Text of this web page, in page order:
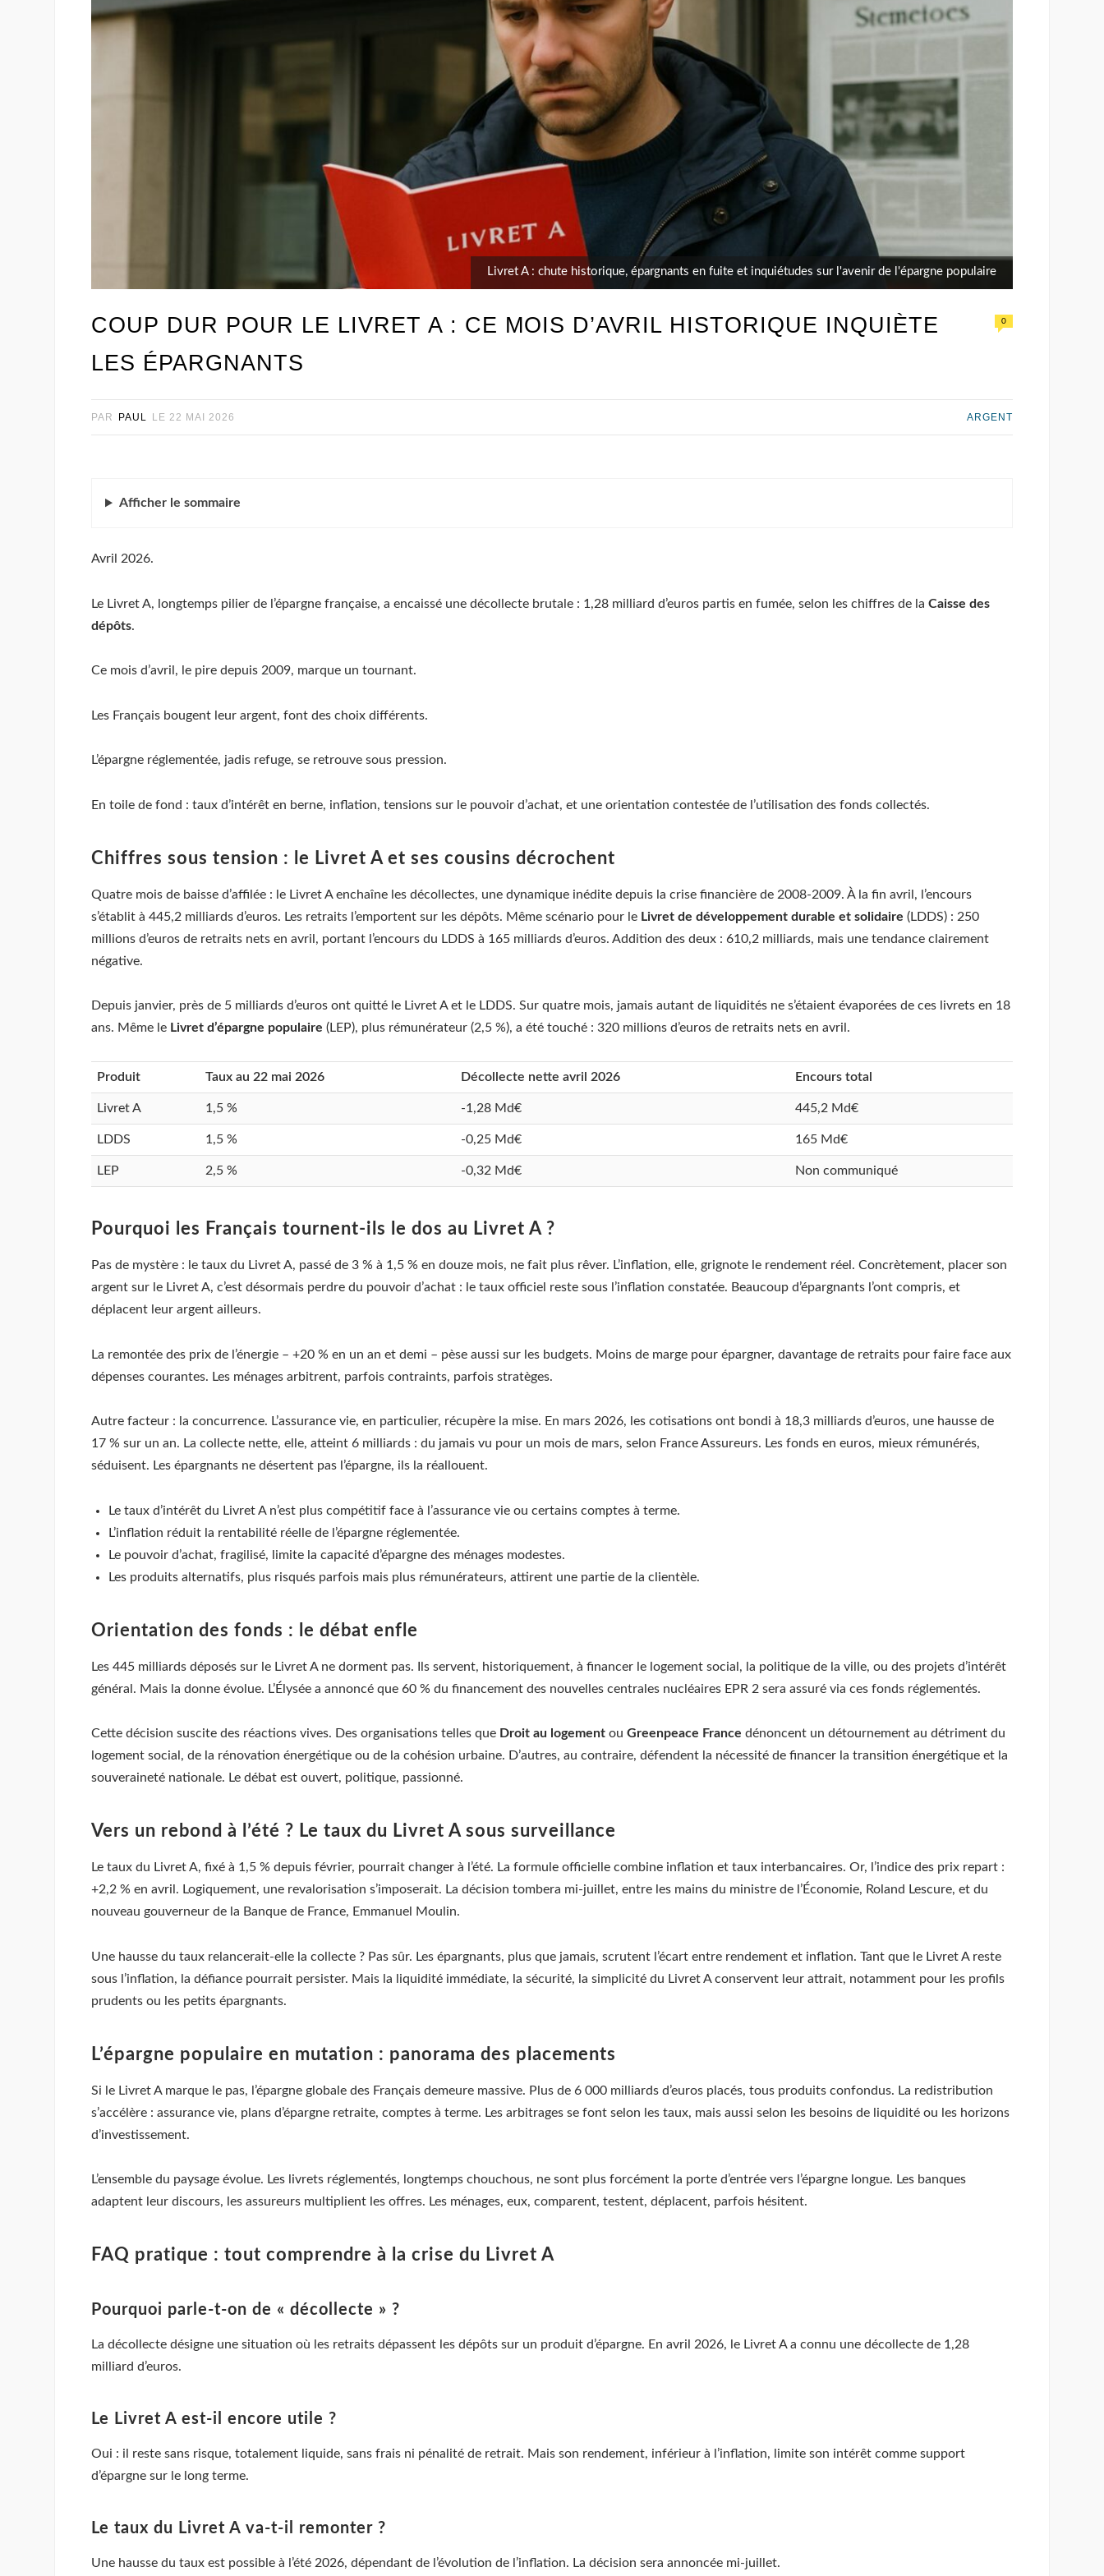
Livret A : chute historique, épargnants en fuite et inquiétudes sur l'avenir de l'épargne populaire
COUP DUR POUR LE LIVRET A : CE MOIS D’AVRIL HISTORIQUE INQUIÈTE
LES ÉPARGNANTS
0
PAR PAUL LE 22 MAI 2026 ARGENT
Afficher le sommaire
Avril 2026.
Le Livret A, longtemps pilier de l’épargne française, a encaissé une décollecte brutale : 1,28 milliard d’euros partis en fumée, selon les chiffres de la Caisse des
dépôts.
Ce mois d’avril, le pire depuis 2009, marque un tournant.
Les Français bougent leur argent, font des choix différents.
L’épargne réglementée, jadis refuge, se retrouve sous pression.
En toile de fond : taux d’intérêt en berne, inflation, tensions sur le pouvoir d’achat, et une orientation contestée de l’utilisation des fonds collectés.
Chiffres sous tension : le Livret A et ses cousins décrochent
Quatre mois de baisse d’affilée : le Livret A enchaîne les décollectes, une dynamique inédite depuis la crise financière de 2008-2009. À la fin avril, l’encours
s’établit à 445,2 milliards d’euros. Les retraits l’emportent sur les dépôts. Même scénario pour le Livret de développement durable et solidaire (LDDS) : 250
millions d’euros de retraits nets en avril, portant l’encours du LDDS à 165 milliards d’euros. Addition des deux : 610,2 milliards, mais une tendance clairement
négative.
Depuis janvier, près de 5 milliards d’euros ont quitté le Livret A et le LDDS. Sur quatre mois, jamais autant de liquidités ne s’étaient évaporées de ces livrets en 18
ans. Même le Livret d’épargne populaire (LEP), plus rémunérateur (2,5 %), a été touché : 320 millions d’euros de retraits nets en avril.
Produit Taux au 22 mai 2026 Décollecte nette avril 2026 Encours total
Livret A 1,5 % -1,28 Md€ 445,2 Md€
LDDS 1,5 % -0,25 Md€ 165 Md€
LEP 2,5 % -0,32 Md€ Non communiqué
Pourquoi les Français tournent-ils le dos au Livret A ?
Pas de mystère : le taux du Livret A, passé de 3 % à 1,5 % en douze mois, ne fait plus rêver. L’inflation, elle, grignote le rendement réel. Concrètement, placer son
argent sur le Livret A, c’est désormais perdre du pouvoir d’achat : le taux officiel reste sous l’inflation constatée. Beaucoup d’épargnants l’ont compris, et
déplacent leur argent ailleurs.
La remontée des prix de l’énergie – +20 % en un an et demi – pèse aussi sur les budgets. Moins de marge pour épargner, davantage de retraits pour faire face aux
dépenses courantes. Les ménages arbitrent, parfois contraints, parfois stratèges.
Autre facteur : la concurrence. L’assurance vie, en particulier, récupère la mise. En mars 2026, les cotisations ont bondi à 18,3 milliards d’euros, une hausse de
17 % sur un an. La collecte nette, elle, atteint 6 milliards : du jamais vu pour un mois de mars, selon France Assureurs. Les fonds en euros, mieux rémunérés,
séduisent. Les épargnants ne désertent pas l’épargne, ils la réallouent.
Le taux d’intérêt du Livret A n’est plus compétitif face à l’assurance vie ou certains comptes à terme.
L’inflation réduit la rentabilité réelle de l’épargne réglementée.
Le pouvoir d’achat, fragilisé, limite la capacité d’épargne des ménages modestes.
Les produits alternatifs, plus risqués parfois mais plus rémunérateurs, attirent une partie de la clientèle.
Orientation des fonds : le débat enfle
Les 445 milliards déposés sur le Livret A ne dorment pas. Ils servent, historiquement, à financer le logement social, la politique de la ville, ou des projets d’intérêt
général. Mais la donne évolue. L’Élysée a annoncé que 60 % du financement des nouvelles centrales nucléaires EPR 2 sera assuré via ces fonds réglementés.
Cette décision suscite des réactions vives. Des organisations telles que Droit au logement ou Greenpeace France dénoncent un détournement au détriment du
logement social, de la rénovation énergétique ou de la cohésion urbaine. D’autres, au contraire, défendent la nécessité de financer la transition énergétique et la
souveraineté nationale. Le débat est ouvert, politique, passionné.
Vers un rebond à l’été ? Le taux du Livret A sous surveillance
Le taux du Livret A, fixé à 1,5 % depuis février, pourrait changer à l’été. La formule officielle combine inflation et taux interbancaires. Or, l’indice des prix repart :
+2,2 % en avril. Logiquement, une revalorisation s’imposerait. La décision tombera mi-juillet, entre les mains du ministre de l’Économie, Roland Lescure, et du
nouveau gouverneur de la Banque de France, Emmanuel Moulin.
Une hausse du taux relancerait-elle la collecte ? Pas sûr. Les épargnants, plus que jamais, scrutent l’écart entre rendement et inflation. Tant que le Livret A reste
sous l’inflation, la défiance pourrait persister. Mais la liquidité immédiate, la sécurité, la simplicité du Livret A conservent leur attrait, notamment pour les profils
prudents ou les petits épargnants.
L’épargne populaire en mutation : panorama des placements
Si le Livret A marque le pas, l’épargne globale des Français demeure massive. Plus de 6 000 milliards d’euros placés, tous produits confondus. La redistribution
s’accélère : assurance vie, plans d’épargne retraite, comptes à terme. Les arbitrages se font selon les taux, mais aussi selon les besoins de liquidité ou les horizons
d’investissement.
L’ensemble du paysage évolue. Les livrets réglementés, longtemps chouchous, ne sont plus forcément la porte d’entrée vers l’épargne longue. Les banques
adaptent leur discours, les assureurs multiplient les offres. Les ménages, eux, comparent, testent, déplacent, parfois hésitent.
FAQ pratique : tout comprendre à la crise du Livret A
Pourquoi parle-t-on de « décollecte » ?
La décollecte désigne une situation où les retraits dépassent les dépôts sur un produit d’épargne. En avril 2026, le Livret A a connu une décollecte de 1,28
milliard d’euros.
Le Livret A est-il encore utile ?
Oui : il reste sans risque, totalement liquide, sans frais ni pénalité de retrait. Mais son rendement, inférieur à l’inflation, limite son intérêt comme support
d’épargne sur le long terme.
Le taux du Livret A va-t-il remonter ?
Une hausse du taux est possible à l’été 2026, dépendant de l’évolution de l’inflation. La décision sera annoncée mi-juillet.